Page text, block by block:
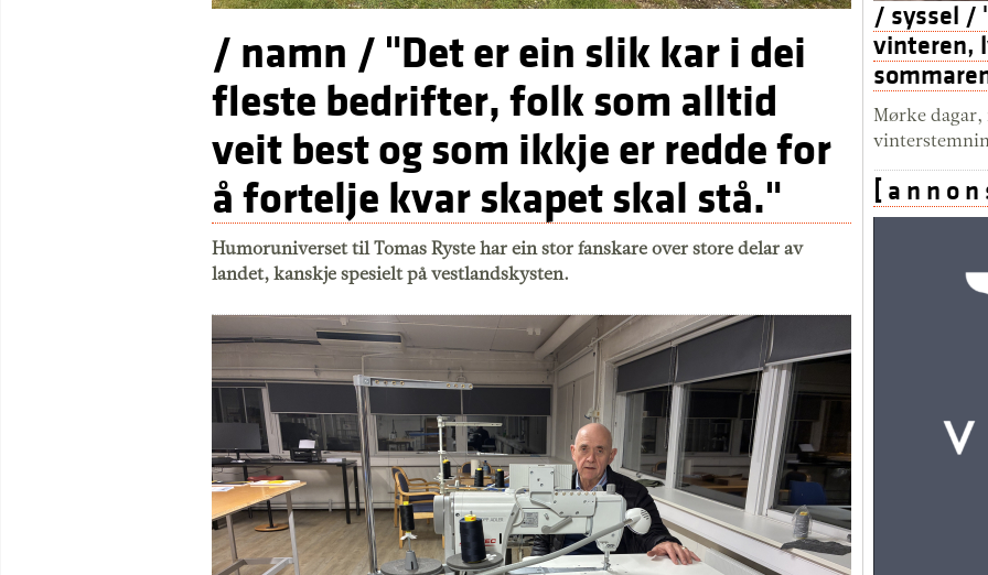
/ namn / "Det er ein slik kar i dei
fleste bedrifter, folk som alltid
veit best og som ikkje er redde for
å fortelje kvar skapet skal stå."
Humoruniverset til Tomas Ryste har ein stor fanskare over store delar av
landet, kanskje spesielt på vestlandskysten.
/ syssel /
vinteren,
Mørke
[ a n n o n